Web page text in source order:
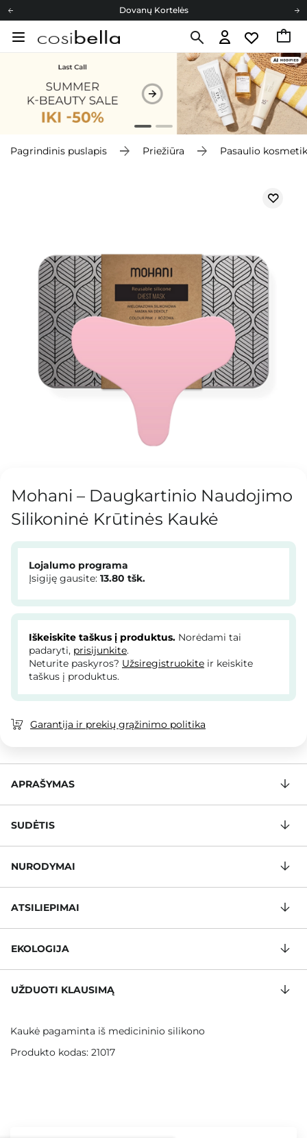
Dovanų Kortelės
Cosibella lojalumo programa
Dovanų Kortelės
Pagrindinis puslapis Priežiūra Pasaulio
Mohani – Daugkartinio Naudojimo
Silikoninė Krūtinės Kaukė
Lojalumo programa
Įsigiję gausite: 13.80 tšk.
Iškeiskite taškus į produktus. Norėdami tai
padaryti, prisijunkite.
Neturite paskyros? Užsiregistruokite ir keiskite
taškus į produktus.
Garantija ir prekių grąžinimo politika
APRAŠYMAS
SUDĖTIS
NURODYMAI
ATSILIEPIMAI
EKOLOGIJA
UŽDUOTI KLAUSIMĄ
Kaukė pagaminta iš medicininio silikono
Produkto kodas: 21017